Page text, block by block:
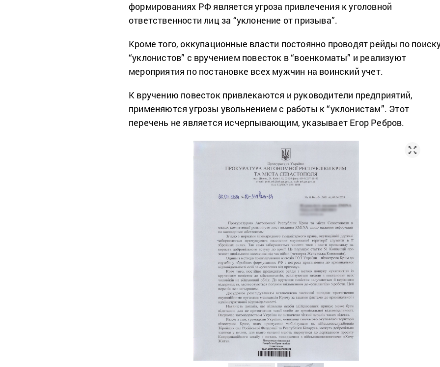
формированиях РФ является угроза привлечения к уголовной
ответственности лиц за “уклонение от призыва”.
Кроме того, оккупационные власти постоянно проводят рейды по
“уклонистов” с вручением повесток в “военкоматы” и реализуют
мероприятия по постановке всех мужчин на воинский учет.
К вручению повесток привлекаются и руководители предприятий,
применяются угрозы увольнением с работы к “уклонистам”. Этот
перечень не является исчерпывающим, указывает Егор Ребров.